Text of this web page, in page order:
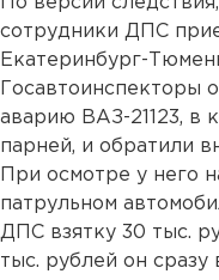
сотрудники ДПС
Екатеринбург-
Госавтоинспекторы
аварию ВАЗ-21123, в
парней, и обратили
При осмотре у него
патрульном
ДПС взятку 30 тыс.
тыс. рублей он